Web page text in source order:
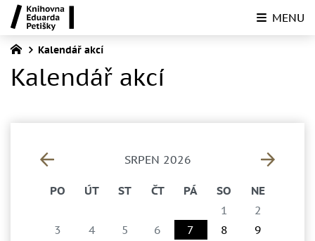
Kalendář akcí
Kalendář akcí
SRPEN 2026
PO ÚT ST ČT PÁ SO
NE
1
2
3
4 5 6 7 8
9
MENU